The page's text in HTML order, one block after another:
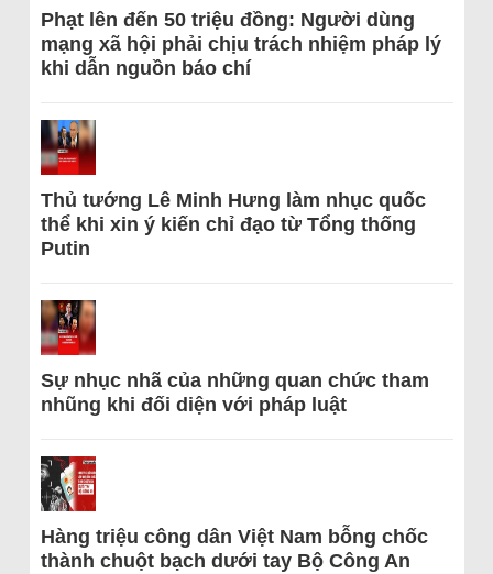
Phạt lên đến 50 triệu đồng: Người dùng
mạng xã hội phải chịu trách nhiệm pháp lý
khi dẫn nguồn báo chí
Thủ tướng Lê Minh Hưng làm nhục quốc
thể khi xin ý kiến chỉ đạo từ Tổng thống
Putin
Sự nhục nhã của những quan chức tham
nhũng khi đối diện với pháp luật
Hàng triệu công dân Việt Nam bỗng chốc
thành chuột bạch dưới tay Bộ Công An